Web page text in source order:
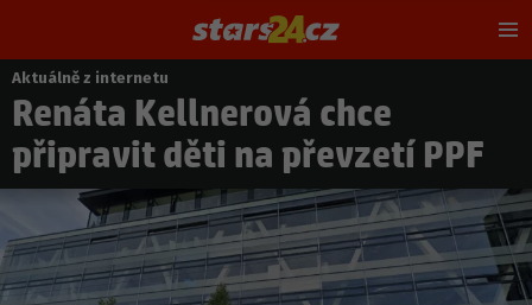
Nacházíte
se
zde:
Aktuálně z internetu
Renáta Kellnerová chce
připravit děti na převzetí PPF